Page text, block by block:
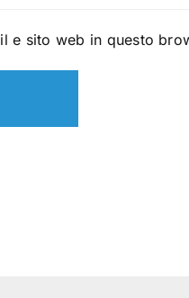
e sito web in questo